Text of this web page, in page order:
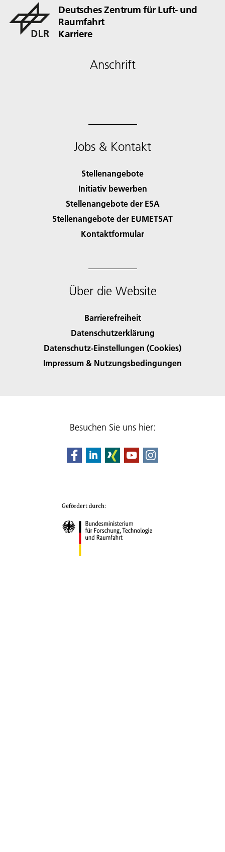
Deutsches Zentrum für Luft- und
Raumfahrt
Karriere
Anschrift
Jobs & Kontakt
Stellenangebote
Initiativ bewerben
Stellenangebote der ESA
Stellenangebote der EUMETSAT
Kontaktformular
Über die Website
Barrierefreiheit
Datenschutzerklärung
Datenschutz-Einstellungen (Cookies)
Impressum & Nutzungsbedingungen
Besuchen Sie uns hier: